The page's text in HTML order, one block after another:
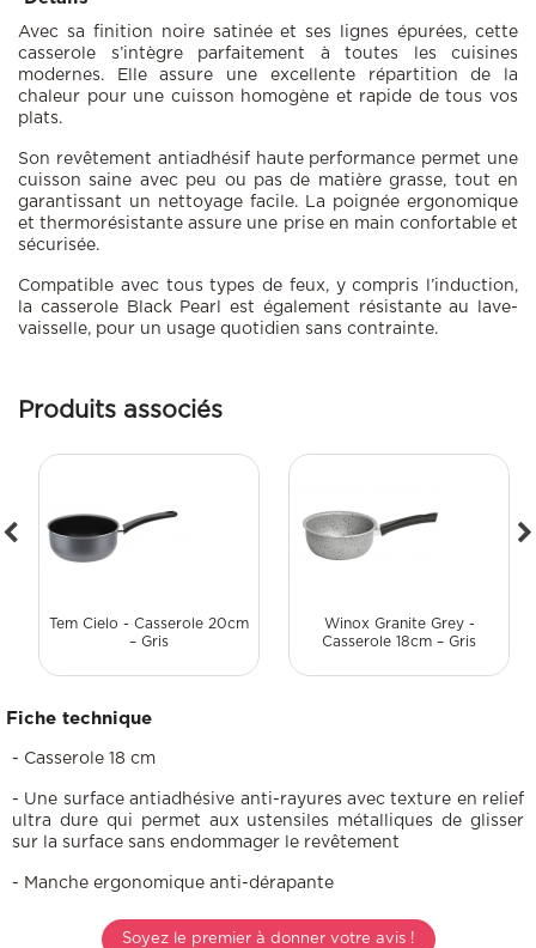
Avec sa finition noire satinée et ses lignes épurées, cette
casserole s’intègre parfaitement à toutes les cuisines
modernes. Elle assure une excellente répartition de la
chaleur pour une cuisson homogène et rapide de tous vos
plats.
Son revêtement antiadhésif haute performance permet une
cuisson saine avec peu ou pas de matière grasse, tout en
garantissant un nettoyage facile. La poignée ergonomique
et thermorésistante assure une prise en main confortable et
sécurisée.
Compatible avec tous types de feux, y compris l’induction,
la casserole Black Pearl est également
résistante au lave-
vaisselle, pour un usage quotidien sans contrainte.
Produits associés
Tem Cielo - Casserole 20cm
– Gris
Winox Granite Grey -
Casserole 18cm – Gris
Fiche technique
- Casserole 18 cm
- Une surface antiadhésive anti-rayures avec texture en relief
ultra dure qui permet aux ustensiles métalliques de glisser
sur la surface sans endommager le revêtement
- Manche ergonomique anti-dérapante
Soyez le premier à donner votre avis !